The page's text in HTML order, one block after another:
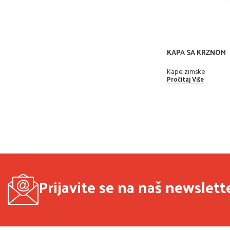
KAPA SA KRZNOM
Kape zimske
Pročitaj Više
Prijavite se na naš